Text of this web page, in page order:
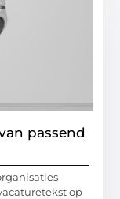
passend
op